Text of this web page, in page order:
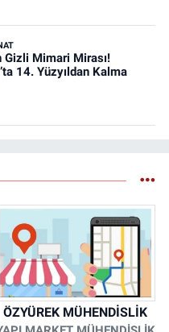
Gizli Mimari Mirası!
14. Yüzyıldan Kalma
ÖZYÜREK MÜHENDİSLİK